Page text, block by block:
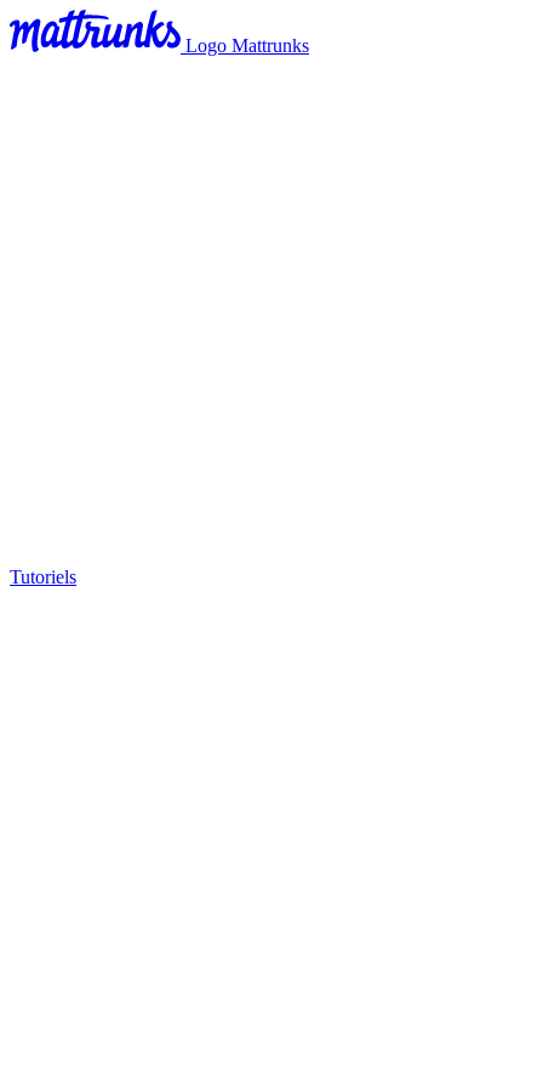
Logo Mattrunks
Tutoriels